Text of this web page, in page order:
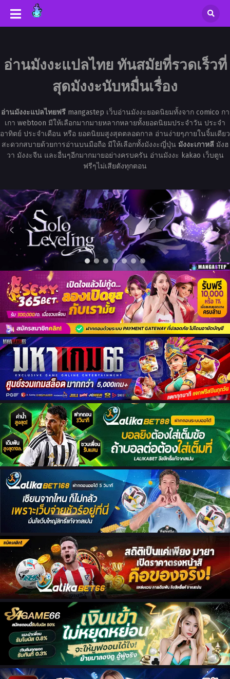
อ่านมังงะแปลไทย ทันสมัยที่รวดเร็วที่
สุดมังงะนับหมื่นเรื่อง
อ่านมังงะแปลไทยฟรีmangastep เว็บอ่านมังงะยอดนิยมทั้งจาก comico กา
เกา webtoon มีให้เลือกมากมายหลากหลายทั้งยอดนิยมประจำวัน ประจำ
อาทิตย์ ประจำเดือน หรือ ยอดนิยมสูงสุดตลอดกาล อ่านง่ายๆภายในจิ้มเดียว
สะดวกสบายด้วยการอ่านบนมือถือ มีให้เลือกทั้งมังงะญี่ปุ่น มังงะเกาหลีมังฮ
วา มังงะจีน และอื่นๆอีกมากมายอย่างครบครัน อ่านมังงะ kakao เว็บตูน
ฟรีๆไม่เสียตังทุกตอน